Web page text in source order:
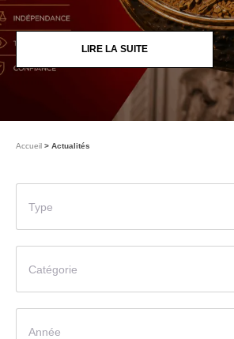
LIRE LA SUITE
Accueil Actualités
Type
Catégorie
Année